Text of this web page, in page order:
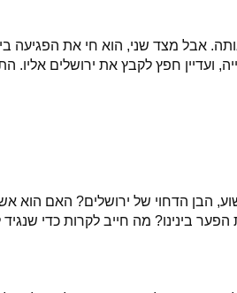
אבל מצד שני, הוא חי את הפגיעה
חפץ לקבץ את ירושלים אליו.
הבן הדחוי של ירושלים? האם הוא
בינינו? מה חייב לקרות כדי